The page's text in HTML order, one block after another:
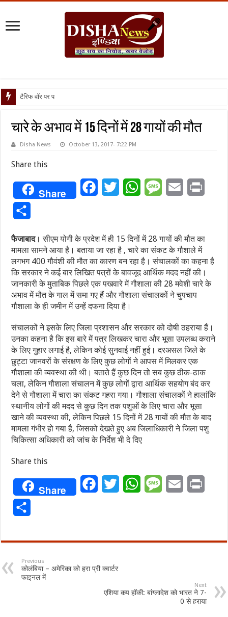
टैरिफ वॉर पर पिघली बर्फ, ट्रं
चारे के अभाव में 15 दिनों में 28 गायों की मौत
Disha News October 13, 2017- 7:22 PM
Share this
Share FacebookTwitterWhatsAppMessageEmail
फैजाबाद। सीएम योगी के प्रदेश में ही 15 दिनों में 28 गायों की मौत का
मामला सामने आया है। बताया जा रहा है , चारे का संकट के गौशाले में
लगभग 400 गौवंशी की मौत का कारण बन रहा है। संचालकों का कहना है
कि सरकार ने कई बार लिखित पत्रों के बावजूद आर्थिक मदद नहीं की।
जानकारी के मुताबिक पिछले एक पखवारे में गौशाला की 28 मवेशी चारे के
अभाव में मौत के गाल में समा गए हैं और गौशाला संचालकों ने चुपचाप
गौशाला के ही जमीन में उन्हें दफना दिया है।
संचालकों ने इसके लिए जिला प्रशासन और सरकार को दोषी ठहराया हैं।
उनका कहना है कि इस बारे में पत्र लिखकर चारा और भूसा उपलब्ध कराने
के लिए गुहार लगाई है, लेकिन कोई सुनवाई नहीं हुई। दरअसल जिले के
छुट्टा जानवरों के संरक्षण के लिए कुछ लोगों ने आपस में मिलकर एक
गौशाला की व्यवस्था की थी। बताते हैं कुछ दिन तो सब कुछ ठीक-ठाक
चला, लेकिन गौशाला संचालन में कुछ लोगों द्वारा आर्थिक सहयोग बंद कर
देने से गौशाला में चारा का संकट गहरा गया। गौशाला संचालकों ने हालांकि
स्थानीय लोगों की मदद से कुछ दिन तक पशुओं के लिए चारा और भूसा
खाने की व्यवस्था की, लेकिन पिछले 15 दिनों में 28 गायों की मौत के बाद
मामला गंभीर हो गया है, जिसको देखते हुए अब जिलाधिकारी ने जिला पशु
चिकित्सा अधिकारी को जांच के निर्देश भी दे दिए
Share this
Share FacebookTwitterWhatsAppMessageEmail
Previous
कोलंबिया – अमेरिका को हरा प्री क्वार्टर
फाइनल में
Next
एशिया कप हॉकी: बांग्लादेश को भारत ने 7-
0 से हराया